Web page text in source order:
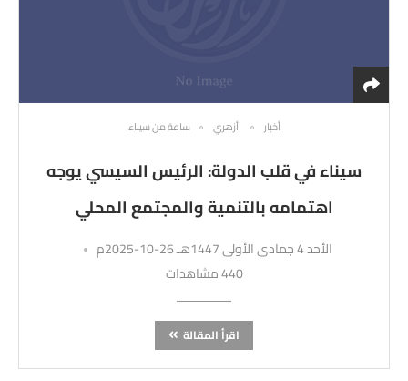
أخبار أزهري ساعة من سيناء
سيناء في قلب الدولة: الرئيس السيسي يوجه
اهتمامه بالتنمية والمجتمع المحلي
الأحد 4 جمادى الأولى 1447هـ 26-10-2025م
440 مشاهدات
اقرأ المقالة